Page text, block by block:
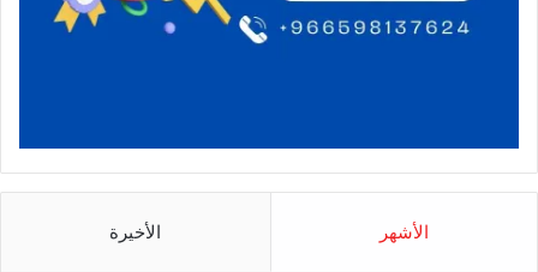
الأشهر الأخيرة